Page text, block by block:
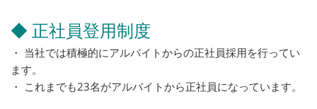
◆ 正社員登用制度
・ 当社では積極的にアルバイトからの正社員採用を行ってい
ます。
・ これまでも23名がアルバイトから正社員になっています。